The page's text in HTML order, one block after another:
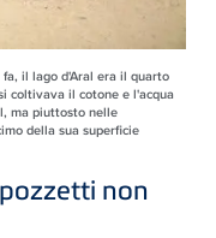
il lago d'Aral era il quarto
coltivava il cotone e l'acqua
ma piuttosto nelle
della sua superficie
non